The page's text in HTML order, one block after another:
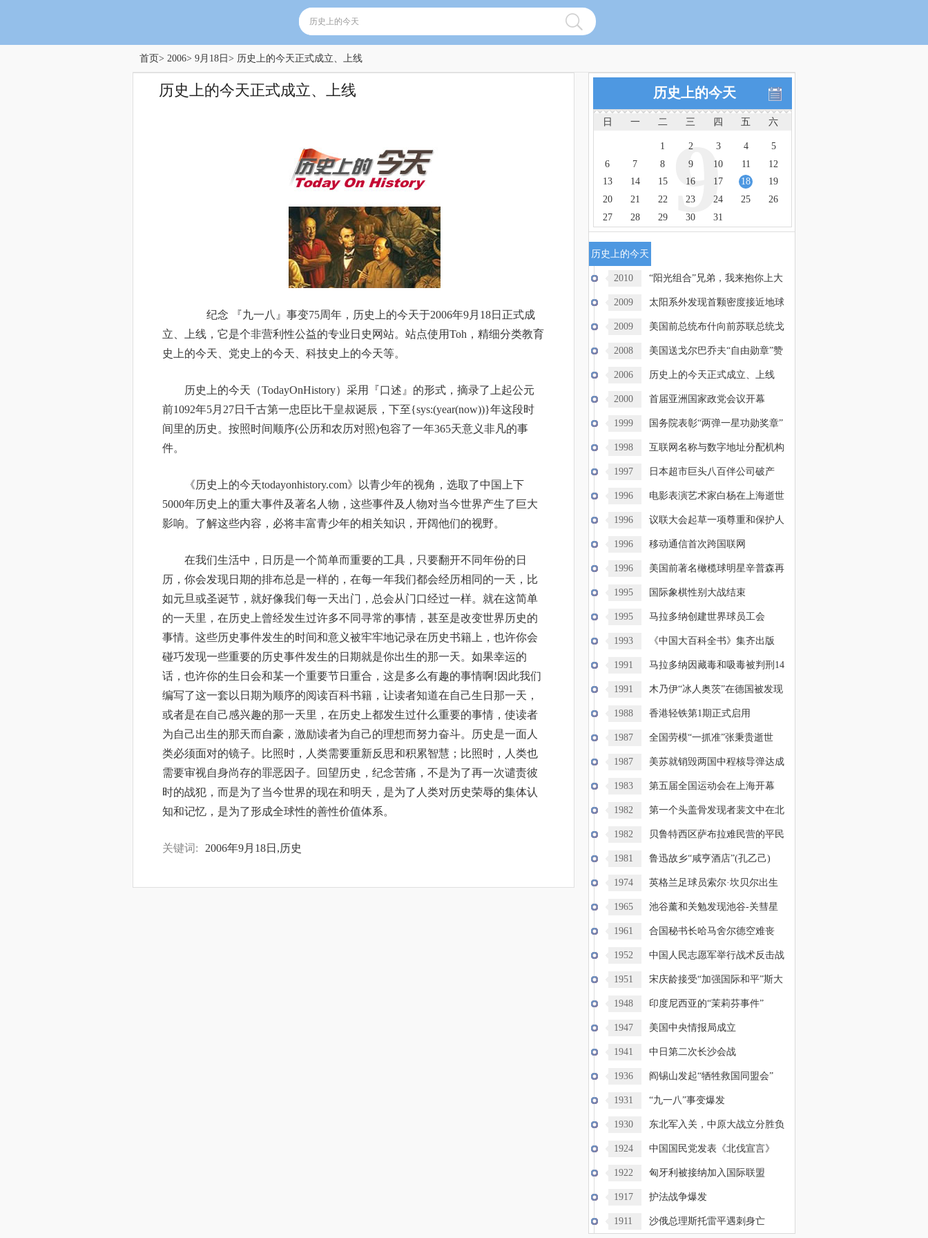
首页> 2006> 9月18日 > 历史上的今天正式成立、上线
历史上的今天正式成立、上线
纪念 『九一八』事变75周年，历史上的今天于2006年9月18日正式成
立、上线，它是个非营利性公益的专业日史网站。站点使用Toh，精细分类教育
史上的今天、党史上的今天、科技史上的今天等。
历史上的今天（TodayOnHistory）采用『口述』的形式，摘录了上起公元
前1092年5月27日千古第一忠臣比干皇叔诞辰，下至{sys:(year(now))}年这段时
间里的历史。按照时间顺序(公历和农历对照)包容了一年365天意义非凡的事
件。
《历史上的今天todayonhistory.com》以青少年的视角，选取了中国上下
5000年历史上的重大事件及著名人物，这些事件及人物对当今世界产生了巨大
影响。了解这些内容，必将丰富青少年的相关知识，开阔他们的视野。
在我们生活中，日历是一个简单而重要的工具，只要翻开不同年份的日
历，你会发现日期的排布总是一样的，在每一年我们都会经历相同的一天，比
如元旦或圣诞节，就好像我们每一天出门，总会从门口经过一样。就在这简单
的一天里，在历史上曾经发生过许多不同寻常的事情，甚至是改变世界历史的
事情。这些历史事件发生的时间和意义被牢牢地记录在历史书籍上，也许你会
碰巧发现一些重要的历史事件发生的日期就是你出生的那一天。如果幸运的
话，也许你的生日会和某一个重要节日重合，这是多么有趣的事情啊!因此我们
编写了这一套以日期为顺序的阅读百科书籍，让读者知道在自己生日那一天，
或者是在自己感兴趣的那一天里，在历史上都发生过什么重要的事情，使读者
为自己出生的那天而自豪，激励读者为自己的理想而努力奋斗。历史是一面人
类必须面对的镜子。比照时，人类需要重新反思和积累智慧；比照时，人类也
需要审视自身尚存的罪恶因子。回望历史，纪念苦痛，不是为了再一次谴责彼
时的战犯，而是为了当今世界的现在和明天，是为了人类对历史荣辱的集体认
知和记忆，是为了形成全球性的善性价值体系。
关键词: 2006年9月18日,历史
历史上的今天
日 一 二 三 四 五 六
9
1 2 3 4
5
6
7 8 9 10 11
12
13
14 15 16 17 18
19
20
21 22 23 24 25
26
27
28 29 30 31
历史上的今天
2010 “阳光组合”兄弟，我来抱你上大
2009 太阳系外发现首颗密度接近地球
的2009 美国前总统布什向前苏联总统戈
尔2008 美国送戈尔巴乔夫“自由勋章”赞
2006 历史上的今天正式成立、上线
2000 首届亚洲国家政党会议开幕
1999 国务院表彰“两弹一星功勋奖章”
1998 互联网名称与数字地址分配机构
在1997 日本超市巨头八百伴公司破产
1996 电影表演艺术家白杨在上海逝世
1996 议联大会起草一项尊重和保护人
权1996 移动通信首次跨国联网
1996 美国前著名橄榄球明星辛普森再
上1995 国际象棋性别大战结束
1995 马拉多纳创建世界球员工会
1993 《中国大百科全书》集齐出版
1991 马拉多纳因藏毒和吸毒被判刑14
1991 木乃伊“冰人奥茨”在德国被发现
1988 香港轻铁第1期正式启用
1987 全国劳模“一抓准”张秉贵逝世
1987 美苏就销毁两国中程核导弹达成
协1983 第五届全国运动会在上海开幕
1982 第一个头盖骨发现者裴文中在北
京1982 贝鲁特西区萨布拉难民营的平民
遭1981 鲁迅故乡“咸亨酒店”(孔乙己)
1974 英格兰足球员索尔·坎贝尔出生
1965 池谷薰和关勉发现池谷-关彗星
1961 合国秘书长哈马舍尔德空难丧
1952 中国人民志愿军举行战术反击战
1951 宋庆龄接受“加强国际和平”斯大
1948 印度尼西亚的“茉莉芬事件”
1947 美国中央情报局成立
1941 中日第二次长沙会战
1936 阎锡山发起“牺牲救国同盟会”
1931 “九一八”事变爆发
1930 东北军入关，中原大战立分胜负
1924 中国国民党发表《北伐宣言》
1922 匈牙利被接纳加入国际联盟
1917 护法战争爆发
1911 沙俄总理斯托雷平遇刺身亡